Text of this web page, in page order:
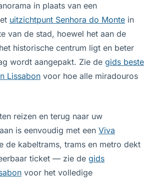
in plaats van een
uitzichtpunt Senhora do Monte in
van de stad, hoewel het aan de
historische centrum ligt en beter
wordt aangepakt. Zie de gids beste
Lissabon voor hoe alle miradouros
reizen en terug naar uw
is eenvoudig met een Viva
de kabeltrams, trams en metro dekt
ticket — zie de gids
voor het volledige